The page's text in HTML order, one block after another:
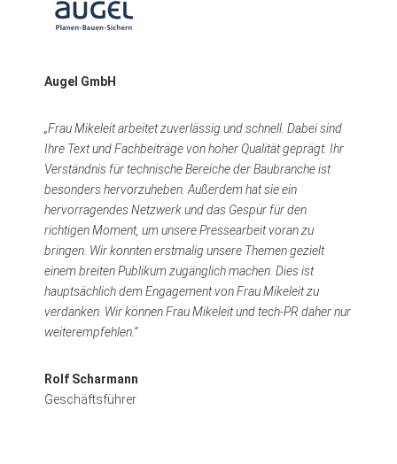
Augel GmbH
„Frau Mikeleit arbeitet zuverlässig und schnell. Dabei sind
Ihre Text und Fachbeiträge von hoher Qualität geprägt. Ihr
Verständnis für technische Bereiche der Baubranche ist
besonders hervorzuheben. Außerdem hat sie ein
hervorragendes Netzwerk und das Gespür für den
richtigen Moment, um unsere Pressearbeit voran zu
bringen. Wir konnten erstmalig unsere Themen gezielt
einem breiten Publikum zugänglich machen. Dies ist
hauptsächlich dem Engagement von Frau Mikeleit zu
verdanken. Wir können Frau Mikeleit und tech-PR daher nur
weiterempfehlen.“
Rolf Scharmann
Geschäftsführer